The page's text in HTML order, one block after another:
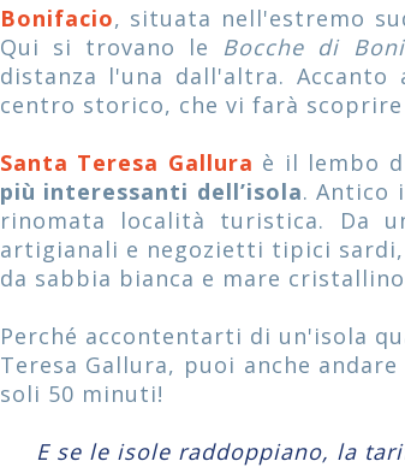
Bonifacio, situata nell'estremo
Qui si trovano le Bocche di
distanza l'una dall'altra.
centro storico, che vi farà
Santa Teresa Gallura è il lembo
più interessanti dell’isola. Antico
rinomata località turistica. Da
artigianali e negozietti tipici
da sabbia bianca e mare
Perché accontentarti di un'isola
Teresa Gallura, puoi anche
soli 50 minuti!
E se le isole raddoppiano, la